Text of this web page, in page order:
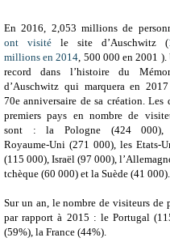
En 2016, 2,053 millions de
ont visitéle site d’Auschwitz (
millions en 2014, 500 000 en 2001 ).
record dans l’histoire du
d’Auschwitz qui marquera en
70e anniversaire de sa création. Les
premiers pays en nombre de
sont : la Pologne (424 000),
Royaume-Uni (271 000), les Etats-
(115 000), Israël (97 000),
tchèque (60 000) et la Suède (41 000).
Sur un an, le nombre de visiteurs de
par rapport à 2015 : le Portugal
(59%), la France (44%).